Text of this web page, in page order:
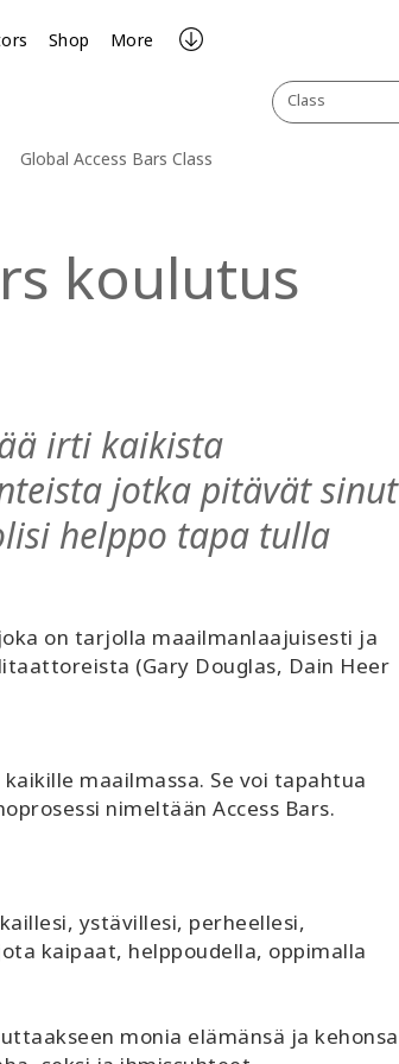
Shop More
Class
Global Access Bars Class
koulutus
irti kaikista
jotka pitävät sinut
helppo tapa tulla
on tarjolla maailmanlaajuisesti ja
(Gary Douglas, Dain Heer
maailmassa. Se voi tapahtua
nimeltään Access Bars.
ystävillesi, perheellesi,
kaipaat, helppoudella, oppimalla
monia elämänsä ja kehonsa